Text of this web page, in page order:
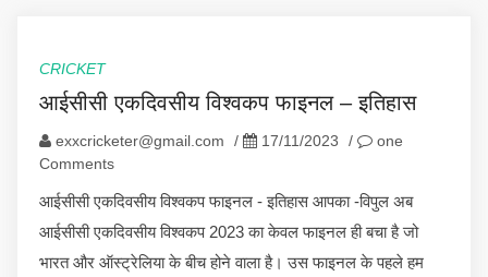
CRICKET
आईसीसी एकदिवसीय विश्वकप फाइनल – इतिहास
exxcricketer@gmail.com / 17/11/2023 /
one
Comments
आईसीसी एकदिवसीय विश्वकप फाइनल - इतिहास आपका -विपुल अब
आईसीसी एकदिवसीय विश्वकप 2023 का केवल फाइनल ही बचा है जो
भारत और ऑस्ट्रेलिया के बीच होने वाला है। उस फाइनल के पहले हम